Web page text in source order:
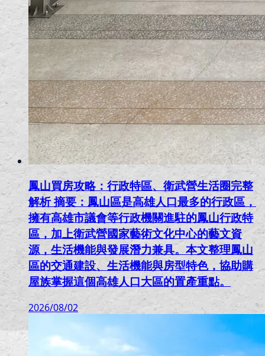
鳳山買房攻略：行政特區、衛武營生活圈完整
解析 摘要：鳳山區是高雄人口最多的行政區，
擁有高雄市議會等行政機關進駐的鳳山行政特
區，加上衛武營國家藝術文化中心的藝文資
源，生活機能與發展潛力兼具。本文整理鳳山
區的交通建設、生活機能與房型特色，協助購
屋族掌握這個高雄人口大區的置產重點。
2026/08/02